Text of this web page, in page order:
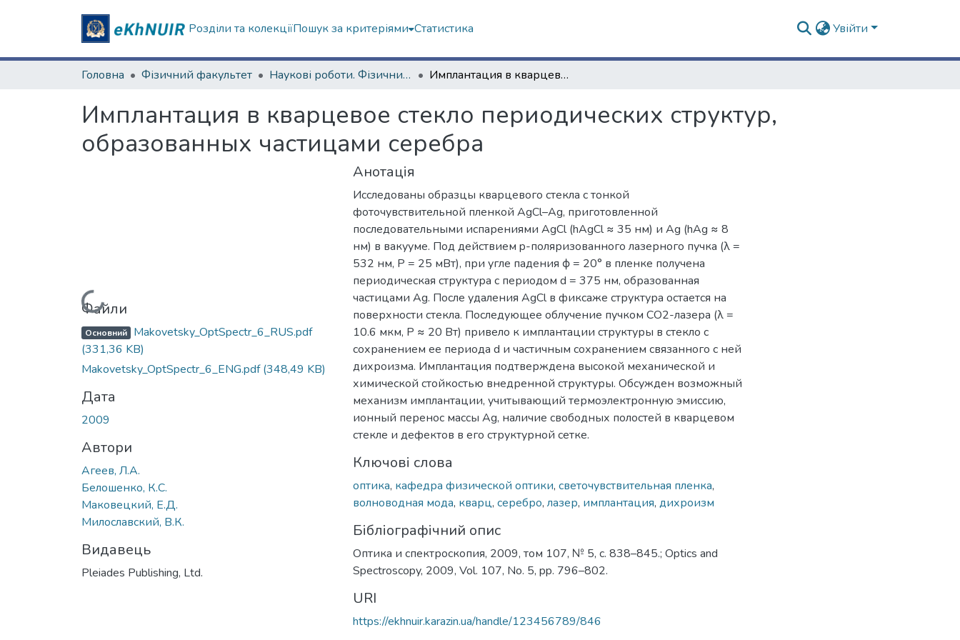
Розділи та колекціїПошук за критеріями Статистика Увійти
Головна Фізичний факультет Наукові роботи. Фізичний факультет Имплантация в кварцевое стекло периодических структур, образованных частицами серебра
Имплантация в кварцевое стекло периодических структур,
образованных частицами серебра
Вантажиться...
Файли
Основний Makovetsky_OptSpectr_6_RUS.pdf
(331,36 KB)
Makovetsky_OptSpectr_6_ENG.pdf(348,49 KB)
Дата
2009
Автори
Агеев, Л.А.
Белошенко, К.С.
Маковецкий, Е.Д.
Милославский, В.К.
Видавець
Pleiades Publishing, Ltd.
Анотація
Исследованы образцы кварцевого стекла с тонкой
фоточувствительной пленкой AgCl–Ag, приготовленной
последовательными испарениями AgCl (hAgCl ≈ 35 нм) и Ag (hAg ≈ 8
нм) в вакууме. Под действием p-поляризованного лазерного пучка (λ =
532 нм, P = 25 мВт), при угле падения ϕ = 20° в пленке получена
периодическая структура с периодом d = 375 нм, образованная
частицами Ag. После удаления AgCl в фиксаже структура остается на
поверхности стекла. Последующее облучение пучком CO2-лазера (λ =
10.6 мкм, P ≈ 20 Вт) привело к имплантации структуры в стекло с
сохранением ее периода d и частичным сохранением связанного с ней
дихроизма. Имплантация подтверждена высокой механической и
химической стойкостью внедренной структуры. Обсужден возможный
механизм имплантации, учитывающий термоэлектронную эмиссию,
ионный перенос массы Ag, наличие свободных полостей в кварцевом
стекле и дефектов в его структурной сетке.
Ключові слова
оптика, кафедра физической оптики, светочувствительная пленка,
волноводная мода, кварц, серебро, лазер, имплантация, дихроизм
Бібліографічний опис
Оптика и спектроскопия, 2009, том 107, № 5, с. 838–845.; Optics and
Spectroscopy, 2009, Vol. 107, No. 5, pp. 796–802.
URI
https://ekhnuir.karazin.ua/handle/123456789/846